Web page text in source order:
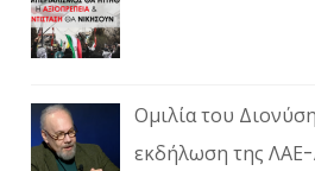
Ομιλία του
εκδήλωση της